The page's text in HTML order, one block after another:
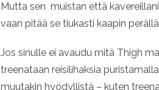
Mutta sen muistan että
vaan pitää se tiukasti kaapin
Jos sinulle ei avaudu mitä Thigh
treenataan reisilihaksia
muutakin hyödyllistä – kuten